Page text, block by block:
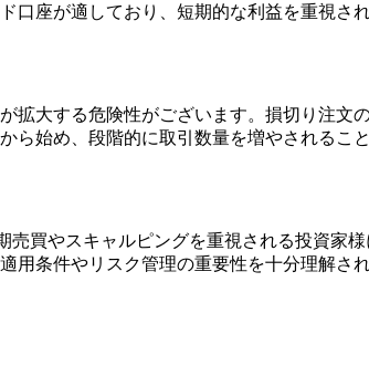
座が適しており、短期的な利益を重視さ
大する危険性がございます。損切り注文
始め、段階的に取引数量を増やされるこ
買やスキャルピングを重視される投資家
条件やリスク管理の重要性を十分理解さ